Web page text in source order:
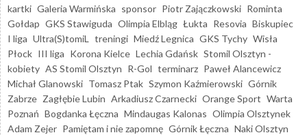
kartki Galeria Warmińska sponsor Piotr Zajączkowski Rominta
Gołdap GKS Stawiguda Olimpia Elbląg Łukta Resovia Biskupiec
I liga Ultra(S)tomiL treningi Miedź Legnica GKS Tychy Wisła
Płock III liga Korona Kielce Lechia Gdańsk Stomil Olsztyn -
kobiety AS Stomil Olsztyn R-Gol terminarz Paweł Alancewicz
Michał Glanowski Tomasz Ptak Szymon Kaźmierowski Górnik
Zabrze Zagłębie Lubin Arkadiusz Czarnecki Orange Sport Warta
Poznań Bogdanka Łęczna Mindaugas Kalonas Olimpia Olsztynek
Adam Zejer Pamiętam i nie zapomnę Górnik Łęczna Naki Olsztyn